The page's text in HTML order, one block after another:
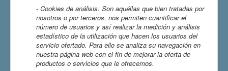
- Cookies de análisis: Son aquéllas que bien tratadas por
nosotros o por terceros, nos permiten cuantificar el
número de usuarios y así realizar la medición y análisis
estadístico de la utilización que hacen los usuarios del
servicio ofertado. Para ello se analiza su navegación en
nuestra página web con el fin de mejorar la oferta de
productos o servicios que le ofrecemos.